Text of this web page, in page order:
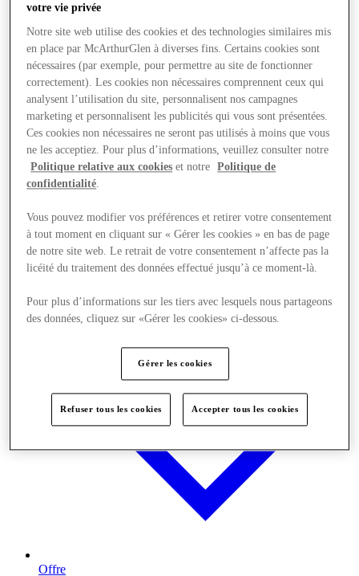
Magasins
Offre
votre vie privée
Notre site web utilise des cookies et des technologies similaires mis
en place par McArthurGlen à diverses fins. Certains cookies sont
nécessaires (par exemple, pour permettre au site de fonctionner
correctement). Les cookies non nécessaires comprennent ceux qui
analysent l’utilisation du site, personnalisent nos campagnes
marketing et personnalisent les publicités qui vous sont présentées.
Ces cookies non nécessaires ne seront pas utilisés à moins que vous
ne les acceptiez. Pour plus d’informations, veuillez consulter notre
Politique relative aux cookies et notre
Politique de
confidentialité.
Vous pouvez modifier vos préférences et retirer votre consentement
à tout moment en cliquant sur « Gérer les cookies » en bas de page
de notre site web. Le retrait de votre consentement n’affecte pas la
licéité du traitement des données effectué jusqu’à ce moment-là.
Pour plus d’informations sur les tiers avec lesquels nous partageons
des données, cliquez sur «Gérer les cookies» ci-dessous.
Gérer les cookies
Refuser tous les cookies Accepter tous les cookies